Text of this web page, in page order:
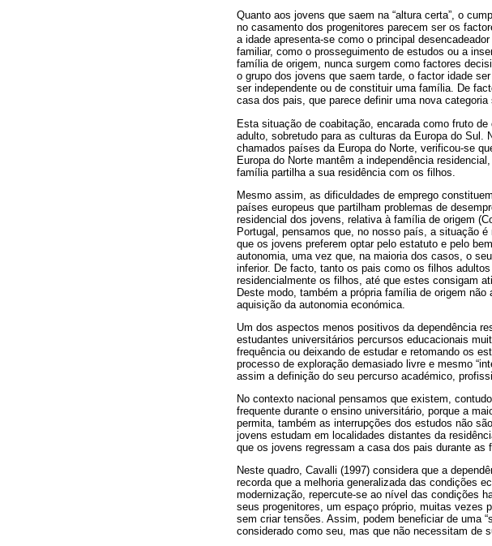
Quanto aos jovens que saem na “altura certa”, o
no casamento dos progenitores parecem ser os
a idade apresenta-se como o principal
familiar, como o prosseguimento de estudos ou a
família de origem, nunca surgem como factores
o grupo dos jovens que saem tarde, o factor idade
ser independente ou de constituir uma família. De
casa dos pais, que parece definir uma nova
Esta situação de coabitação, encarada como fruto
adulto, sobretudo para as culturas da Europa do
chamados países da Europa do Norte, verificou-se
Europa do Norte mantêm a independência
família partilha a sua residência com os filhos.
Mesmo assim, as dificuldades de emprego
países europeus que partilham problemas de
residencial dos jovens, relativa à família de origem
Portugal, pensamos que, no nosso país, a situação
que os jovens preferem optar pelo estatuto e pelo
autonomia, uma vez que, na maioria dos casos, o
inferior. De facto, tanto os pais como os filhos
residencialmente os filhos, até que estes consigam
Deste modo, também a própria família de origem
aquisição da autonomia económica.
Um dos aspectos menos positivos da dependência
estudantes universitários percursos educacionais
frequência ou deixando de estudar e retomando os
processo de exploração demasiado livre e mesmo
assim a definição do seu percurso académico,
No contexto nacional pensamos que existem,
frequente durante o ensino universitário, porque a
permita, também as interrupções dos estudos não
jovens estudam em localidades distantes da
que os jovens regressam a casa dos pais durante
Neste quadro, Cavalli (1997) considera que a
recorda que a melhoria generalizada das condições
modernização, repercute-se ao nível das condições
seus progenitores, um espaço próprio, muitas vezes
sem criar tensões. Assim, podem beneficiar de uma
considerado como seu, mas que não necessitam de